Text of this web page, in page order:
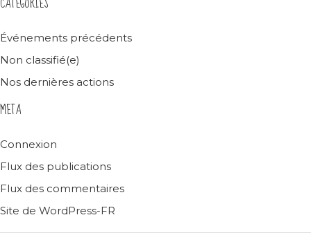
Événements précédents
Non classifié(e)
Nos dernières actions
META
Connexion
Flux des publications
Flux des commentaires
Site de WordPress-FR